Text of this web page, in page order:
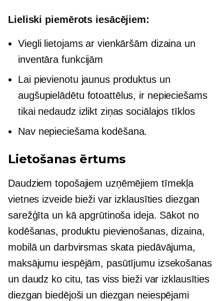
Lieliski piemērots iesācējiem:
Viegli lietojams ar vienkāršām dizaina un
inventāra funkcijām
Lai pievienotu jaunus produktus un
augšupielādētu fotoattēlus, ir nepieciešams
tikai nedaudz izlikt ziņas sociālajos tīklos
Nav nepieciešama kodēšana.
Lietošanas ērtums
Daudziem topošajiem uzņēmējiem tīmekļa
vietnes izveide bieži var izklausīties diezgan
sarežģīta un kā apgrūtinoša ideja. Sākot no
kodēšanas, produktu pievienošanas, dizaina,
mobilā un darbvirsmas skata piedāvājuma,
maksājumu iespējām, pasūtījumu izsekošanas
un daudz ko citu, tas viss bieži var izklausīties
diezgan biedējoši un diezgan neiespējami